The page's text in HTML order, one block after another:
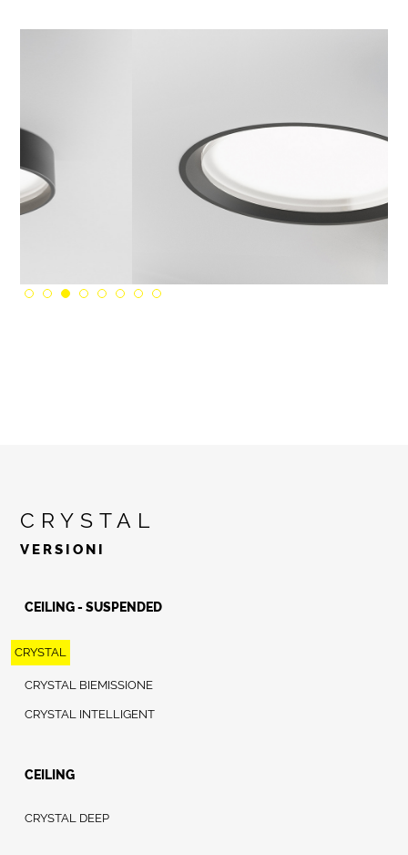
CRYSTAL
VERSIONI
CEILING - SUSPENDED
CRYSTAL
CRYSTAL BIEMISSIONE
CRYSTAL INTELLIGENT
CEILING
CRYSTAL DEEP